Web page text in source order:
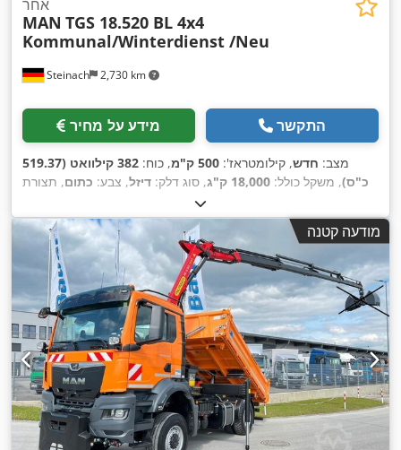
Steinach 2,730 km
אחר
MAN TGS 18.520 BL 4x4
Kommunal/Winterdienst /Neu
מידע על מחיר התקשר
מצב: חדש, קילומטראז': 500 ק"מ , כוח:
382 קילוואט (519.37
כ"ס), משקל כולל: 18,000 ק"ג , סוג דלק: דיזל, צבע: כתום, תצורת
, סוג תמסורת:
הטעינה:2,420 מ"מ , אורך אזור הטעינה:4,800 מ"מ
, גובה תא
המטען:600 מ"מ , ציוד:
הנעה בכל הגלגלים, חימום חניה, מיזוג
אוויר, מערכת בלימה למניעת נעילה (ABS), תכנית ייצוב
אלקטרונית (ESP),
מודעה קטנה